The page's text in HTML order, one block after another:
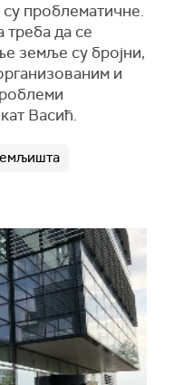
проблематичне.
треба да се
земље су бројни,
и
Васић.